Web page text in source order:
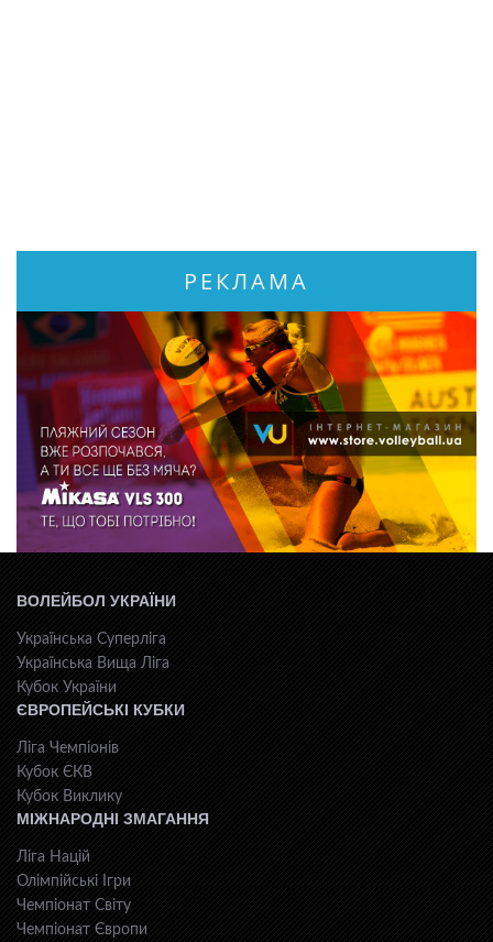
РЕКЛАМА
ВОЛЕЙБОЛ УКРАЇНИ
Українська Суперліга
Українська Вища Ліга
Кубок України
ЄВРОПЕЙСЬКІ КУБКИ
Ліга Чемпіонів
Кубок ЄКВ
Кубок Виклику
МІЖНАРОДНІ ЗМАГАННЯ
Ліга Націй
Олімпійські Ігри
Чемпіонат Світу
Чемпіонат Європи